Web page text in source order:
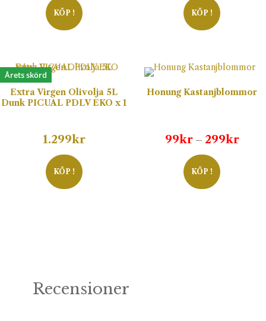
KÖP !
priset
var:
KÖP !
Årets skörd
Extra Virgen Olivolja 5L
Dunk PICUAL PDLV EKO x 1
1.299kr
KÖP !
Honung Kastanjblommor
99kr – 299kr
KÖP !
Recensioner